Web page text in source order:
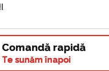
Comandă rapidă
Te sunăm înapoi